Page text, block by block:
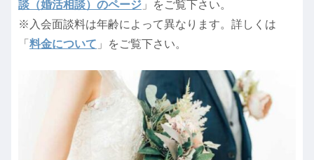
談（婚活相談）のページ 」をご覧下さい。
※入会面談料は年齢によって異なります。詳しくは
「 料金について 」をご覧下さい。